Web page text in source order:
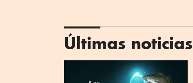
Últimas noticias